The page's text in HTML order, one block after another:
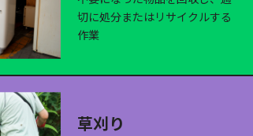
切に処分またはリサイクルする
作業
草刈り